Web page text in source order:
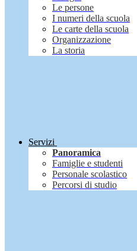
Le persone
I numeri della scuola
Le carte della scuola
Organizzazione
La storia
Servizi
Panoramica
Famiglie e studenti
Personale scolastico
Percorsi di studio